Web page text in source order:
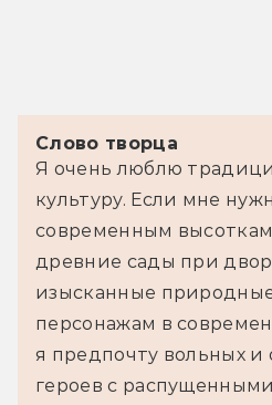
Слово творца
Я очень люблю
культуру. Если мне
современным
древние сады при
изысканные
персонажам в
я предпочту вольных и
героев с